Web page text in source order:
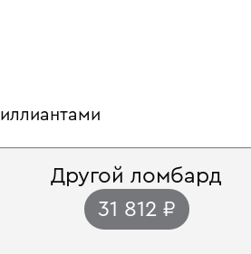
Другой ломбард
31 812 ₽